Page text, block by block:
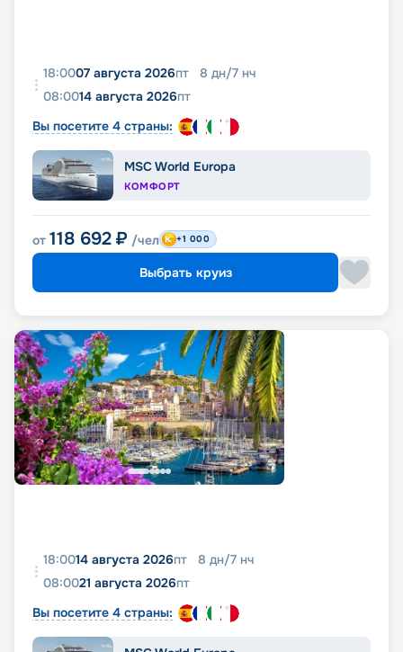
18:0007 августа 2026пт 8 дн/7 нч
08:0014 августа 2026пт
Вы посетите 4 страны:
MSC World Europa
КОМФОРТ
от 118 692 ₽ /чел +1 000
Выбрать круиз
18:0014 августа 2026пт 8 дн/7 нч
08:0021 августа 2026пт
Вы посетите 4 страны: